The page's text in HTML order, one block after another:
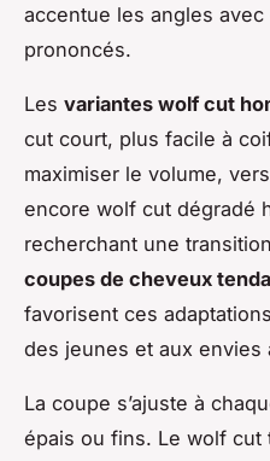
accentue les angles
prononcés.
Les variantes wolf cut
cut court, plus facile à
maximiser le volume,
encore wolf cut dégradé
recherchant une
coupes de cheveux
favorisent ces
des jeunes et aux envies
La coupe s’ajuste à
épais ou fins. Le wolf cut